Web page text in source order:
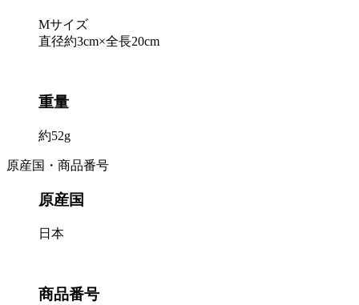
Mサイズ
直径約3cm×全長20cm
重量
約52g
原産国・商品番号
原産国
日本
商品番号